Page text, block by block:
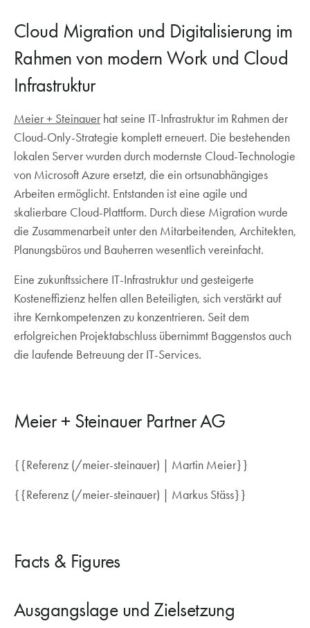
Cloud Migration und Digitalisierung im
Rahmen von modern Work und Cloud
Infrastruktur
Meier + Steinauer hat seine IT-Infrastruktur im Rahmen der
Cloud-Only-Strategie komplett erneuert. Die bestehenden
lokalen Server wurden durch modernste Cloud-Technologie
von Microsoft Azure ersetzt, die ein ortsunabhängiges
Arbeiten ermöglicht. Entstanden ist eine agile und
skalierbare Cloud-Plattform. Durch diese Migration wurde
die Zusammenarbeit unter den Mitarbeitenden, Architekten,
Planungsbüros und Bauherren wesentlich vereinfacht.
Eine zukunftssichere IT-Infrastruktur und gesteigerte
Kosteneffizienz helfen allen Beteiligten, sich verstärkt auf
ihre Kernkompetenzen zu konzentrieren. Seit dem
erfolgreichen Projektabschluss übernimmt Baggenstos auch
die laufende Betreuung der IT-Services.
Meier + Steinauer Partner AG
{{Referenz (/meier-steinauer) | Martin Meier}}
{{Referenz (/meier-steinauer) | Markus Stäss}}
Facts & Figures
Ausgangslage und Zielsetzung